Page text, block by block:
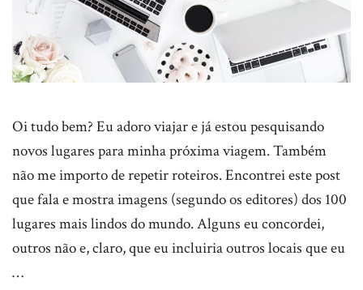
Oi tudo bem? Eu adoro viajar e já estou pesquisando
novos lugares para minha próxima viagem. Também
não me importo de repetir roteiros. Encontrei este post
que fala e mostra imagens (segundo os editores) dos 100
lugares mais lindos do mundo. Alguns eu concordei,
outros não e, claro, que eu incluiria outros locais que eu
…